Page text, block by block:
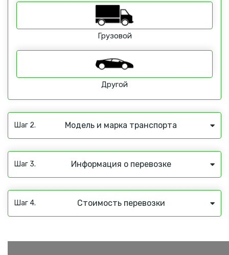
Грузовой
Другой
Шаг 2. Модель и марка транспорта
Шаг 3. Информация о перевозке
Шаг 4. Стоимость перевозки